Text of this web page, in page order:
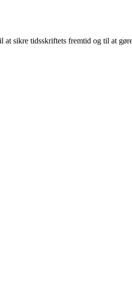
sikre tidsskriftets fremtid og til at